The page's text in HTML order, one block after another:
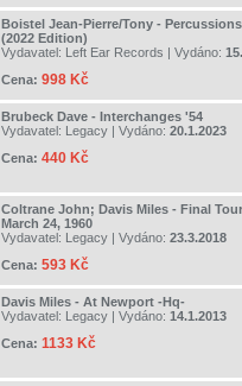
Boistel Jean-Pierre/Tony -
(2022 Edition)
Vydavatel: Left Ear Records | Vydáno:
Cena: 998 Kč
Brubeck Dave - Interchanges '54
Vydavatel: Legacy | Vydáno: 20.1.2023
Cena: 440 Kč
Coltrane John; Davis Miles - Final
March 24, 1960
Vydavatel: Legacy | Vydáno: 23.3.2018
Cena: 593 Kč
Davis Miles - At Newport -Hq-
Vydavatel: Legacy | Vydáno: 14.1.2013
Cena: 1133 Kč